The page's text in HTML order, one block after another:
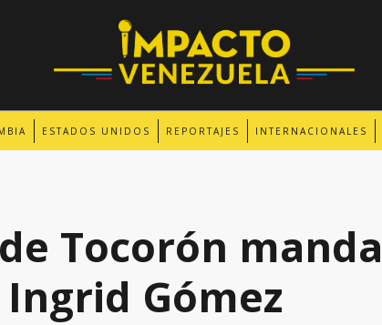
ESTADOS UNIDOS REPORTAJES INTERNACIONALES
Tocorón
Gómez